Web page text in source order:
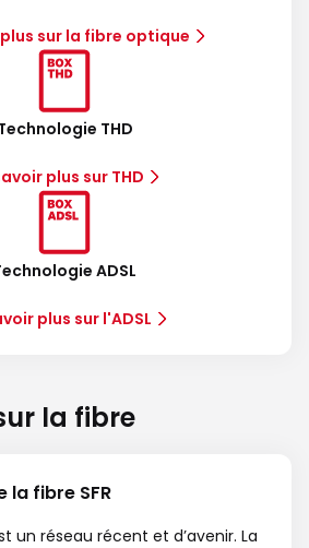
plus sur la fibre optique
THD
plus sur THD
ADSL
plus sur l'ADSL
la fibre
la fibre SFR
un réseau récent et d’avenir. La